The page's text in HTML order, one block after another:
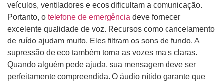
veículos, ventiladores e ecos dificultam a comunicação.
Portanto, o telefone de emergência deve fornecer
excelente qualidade de voz. Recursos como cancelamento
de ruído ajudam muito. Eles filtram os sons de fundo. A
supressão de eco também torna as vozes mais claras.
Quando alguém pede ajuda, sua mensagem deve ser
perfeitamente compreendida. O áudio nítido garante que